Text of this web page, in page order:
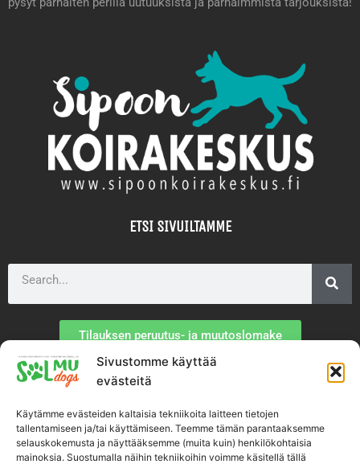
Sivustomme käyttää
evästeitä
Käytämme evästeiden kaltaisia tekniikoita laitteen tietojen
tallentamiseen ja/tai käyttämiseen. Teemme tämän parantaaksemme
selauskokemusta ja näyttääksemme (muita kuin) henkilökohtaisia
mainoksia. Suostumalla näihin tekniikoihin voimme käsitellä tällä
ETSI SIVUILTAMME
Tilauksen peruutus- ja muutoslomake
TIETOA MEISTÄ
Toimitusehdot